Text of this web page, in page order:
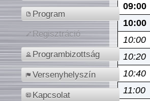
Program
Regisztráció
Programbizottság
Versenyhelyszín
Kapcsolat
09:00
10:00
10:00
10:20
10:40
11:00